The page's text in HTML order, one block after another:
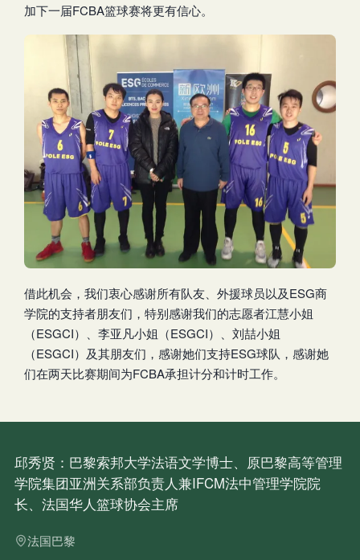
加下一届FCBA篮球赛将更有信心。
借此机会，我们衷心感谢所有队友、外援球员以及ESG商
学院的支持者朋友们，特别感谢我们的志愿者江慧小姐
（ESGCI）、李亚凡小姐（ESGCI）、刘喆小姐
（ESGCI）及其朋友们，感谢她们支持ESG球队，感谢她
们在两天比赛期间为FCBA承担计分和计时工作。
邱秀贤：巴黎索邦大学法语文学博士、原巴黎高等管理
学院集团亚洲关系部负责人兼IFCM法中管理学院院
长、法国华人篮球协会主席
法国巴黎